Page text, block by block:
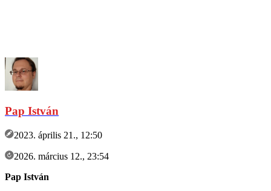
Pap István
2023. április 21., 12:50
2026. március 12., 23:54
Pap István